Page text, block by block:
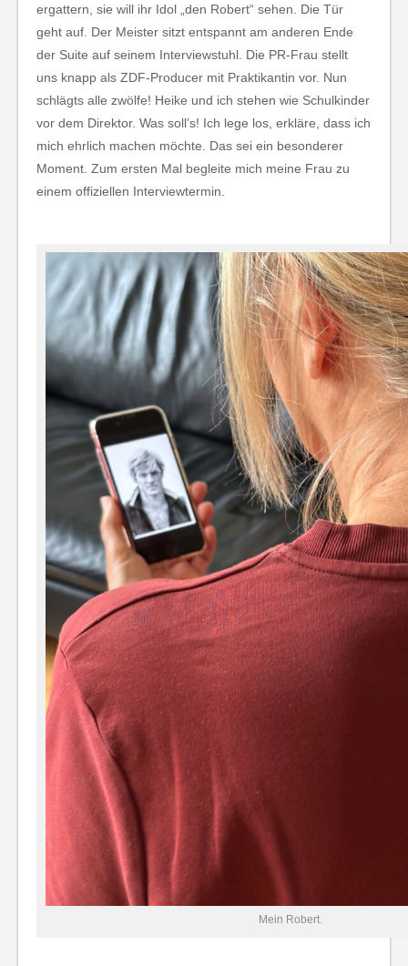
ergattern, sie will ihr Idol „den Robert“ sehen. Die Tür
geht auf. Der Meister sitzt entspannt am anderen Ende
der Suite auf seinem Interviewstuhl. Die PR-Frau stellt
uns knapp als ZDF-Producer mit Praktikantin vor. Nun
schlägts alle zwölfe! Heike und ich stehen wie Schulkinder
vor dem Direktor. Was soll’s! Ich lege los, erkläre, dass ich
mich ehrlich machen möchte. Das sei ein besonderer
Moment. Zum ersten Mal begleite mich meine Frau zu
einem offiziellen Interviewtermin.
Mein Robert.